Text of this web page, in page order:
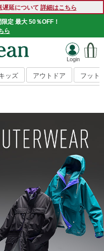
遅延について 詳細はこちら
定 最大 50％OFF！
ら
ッズ アウトドア フット